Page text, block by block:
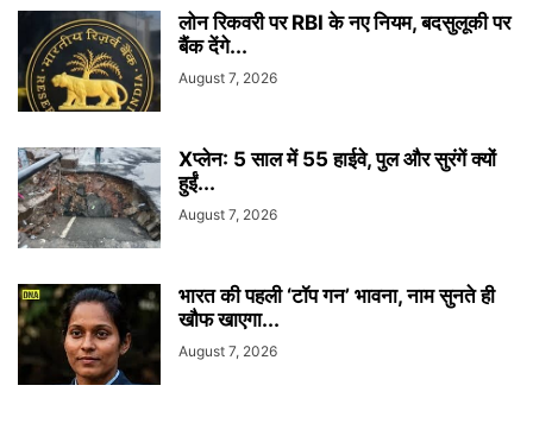
लोन रिकवरी पर RBI के नए नियम, बदसुलूकी पर
बैंक देंगे...
August 7, 2026
Xप्लेन: 5 साल में 55 हाईवे, पुल और सुरंगें क्यों
हुईं...
August 7, 2026
भारत की पहली ‘टॉप गन’ भावना, नाम सुनते ही
खौफ खाएगा...
August 7, 2026